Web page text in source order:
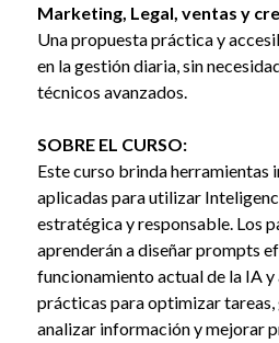
Marketing, Legal, ventas y
Una propuesta práctica y
en la gestión diaria, sin
técnicos avanzados.
SOBRE EL CURSO:
Este curso brinda herramientas
aplicadas para utilizar
estratégica y responsable. Los
aprenderán a diseñar prompts
funcionamiento actual de la IA
prácticas para optimizar tareas,
analizar información y mejorar